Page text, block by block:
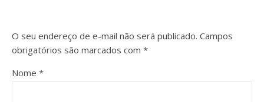
O seu endereço de e-mail não será publicado. Campos
obrigatórios são marcados com *
Nome *